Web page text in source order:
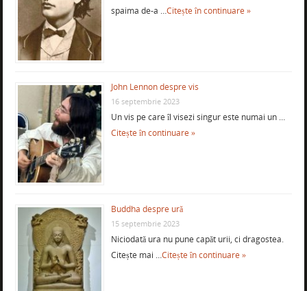
spaima de-a …Citește în continuare »
John Lennon despre vis
16 septembrie 2023
Un vis pe care îl visezi singur este numai un …
Citește în continuare »
Buddha despre ură
15 septembrie 2023
Niciodată ura nu pune capăt urii, ci dragostea.
Citește mai …Citește în continuare »